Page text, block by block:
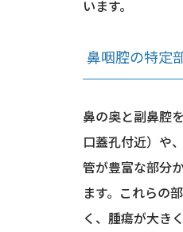
います。
鼻咽腔の特定
鼻の奥と副鼻腔
口蓋孔付近）や
管が豊富な部分
ます。これらの
く、腫瘍が大き